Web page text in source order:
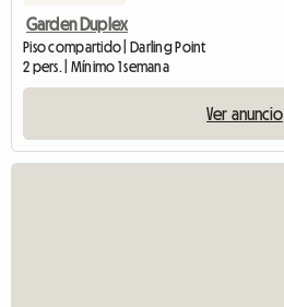
Garden Duplex
Piso compartido | Darling Point
2 pers. | Mínimo 1 semana
Ver anuncio